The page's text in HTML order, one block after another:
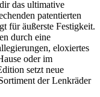
das ultimative
patentierten
für äußerste Festigkeit.
durch eine
eloxiertes
oder im
setzt neue
der Lenkräder